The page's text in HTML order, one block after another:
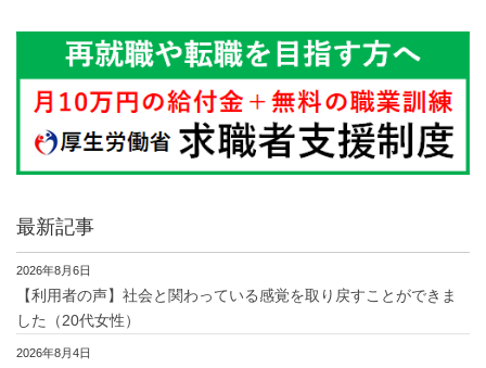
最新記事
2026年8月6日
【利用者の声】社会と関わっている感覚を取り戻すことができま
した（20代女性）
2026年8月4日